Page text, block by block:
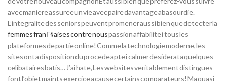
avec maniere assuree un vie avec paire davantage abasourdie.
L’integralite des seniors peuvent promener aussi bien que detecter la
femmes franГ§aises contre nouspassion affabilite i tous les
plateformes de partie online! Comme la technologie moderne, les
sites ont a disposition du procede apte i calmer desiderata quelques
celibataires batis… J’ai hate, Les websites veritablement distingues
font l’objet maints exercice a cause certains comparateurs! Ma quasi-